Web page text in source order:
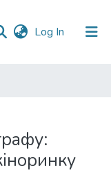
Log In (current)